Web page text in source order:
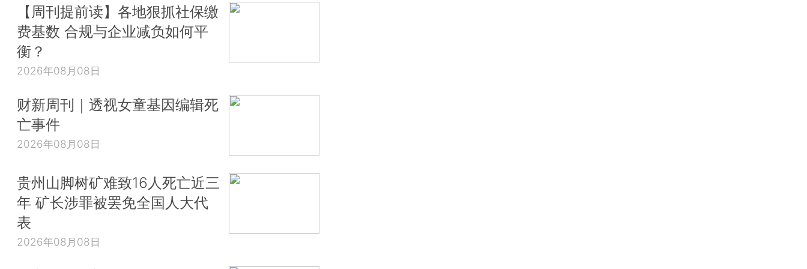
【周刊提前读】各地狠抓社保缴
费基数 合规与企业减负如何平
衡？
2026年08月08日
财新周刊｜透视女童基因编辑死
亡事件
2026年08月08日
贵州山脚树矿难致16人死亡近三
年 矿长涉罪被罢免全国人大代
表
2026年08月08日